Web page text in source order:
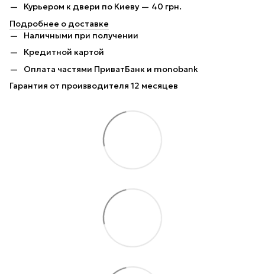
Курьером к двери по Киеву — 40 грн.
Подробнее о доставке
Наличными при получении
Кредитной картой
Оплата частями ПриватБанк и monobank
Гарантия от производителя 12 месяцев